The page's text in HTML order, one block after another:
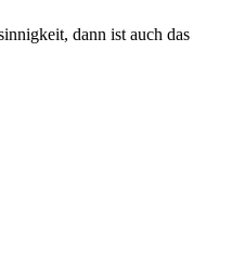
dann ist auch das